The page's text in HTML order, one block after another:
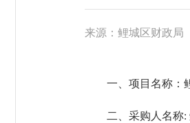
来源：鲤城区财政局
一、项目名称：鲤
二、采购人名称: